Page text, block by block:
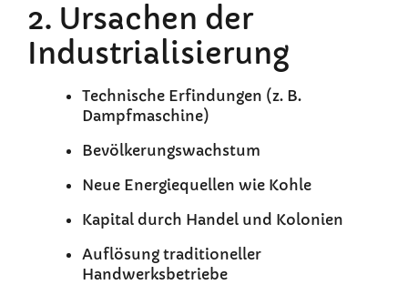
2. Ursachen der
Industrialisierung
Technische Erfindungen (z. B.
Dampfmaschine)
Bevölkerungswachstum
Neue Energiequellen wie Kohle
Kapital durch Handel und Kolonien
Auflösung traditioneller
Handwerksbetriebe